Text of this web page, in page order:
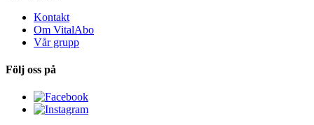
Kontakt
Om VitalAbo
Vår grupp
Följ oss på